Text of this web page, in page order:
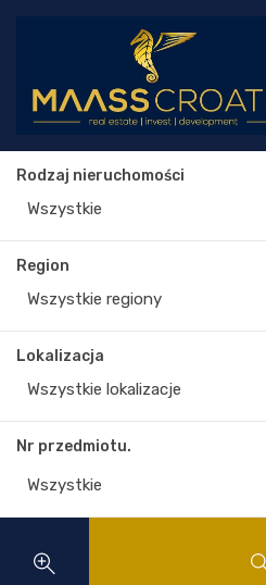
Rodzaj nieruchomości
Wszystkie
Region
Wszystkie regiony
Lokalizacja
Wszystkie lokalizacje
Nr przedmiotu.